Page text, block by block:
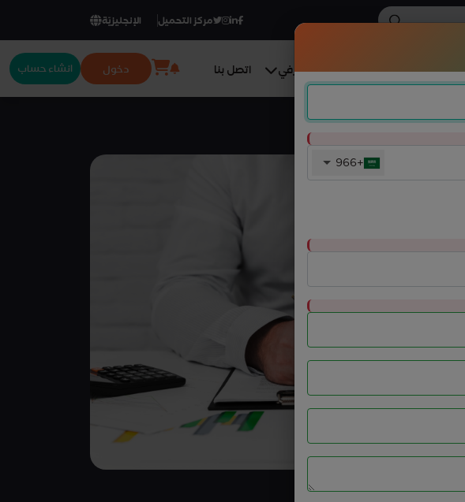
مركز التحميل الإنجليزيّة
المركز الاعلامي المركز المعرفي اتصل بنا دخول انشاء حساب
+966